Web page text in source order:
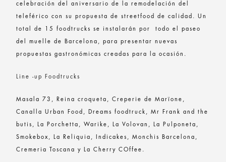
celebración del aniversario de la remodelación del
teleférico con su propuesta de streetfood de calidad. Un
total de 15 foodtrucks se instalarán por todo el paseo
del muelle de Barcelona, para presentar nuevas
propuestas gastronómicas creadas para la ocasión.
Line -up Foodtrucks
Masala 73, Reina croqueta, Creperie de Marïone,
Canalla Urban Food, Dreams foodtruck, Mr Frank and the
butis, La Porchetta, Warike, La Volovan, La Pulponeta,
Smokebox, La Reliquia, Indicakes, Monchis Barcelona,
Cremeria Toscana y La Cherry COffee.